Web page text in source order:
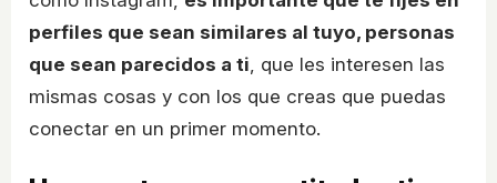
perfiles que sean similares al tuyo, personas
que sean parecidos a ti , que les interesen las
mismas cosas y con los que creas que puedas
conectar en un primer momento.